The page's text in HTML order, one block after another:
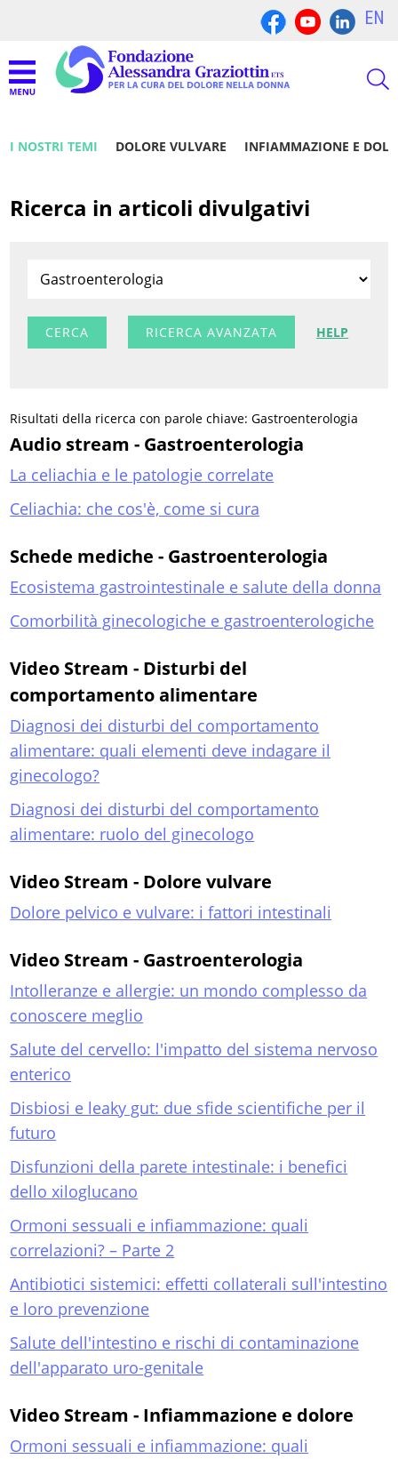
EN
I NOSTRI TEMI DOLORE VULVARE INFIAMMAZIONE E
Ricerca in articoli divulgativi
RICERCA AVANZATA HELP
Risultati della ricerca con parole chiave: Gastroenterologia
Audio stream - Gastroenterologia
La celiachia e le patologie correlate
Celiachia: che cos'è, come si cura
Schede mediche - Gastroenterologia
Ecosistema gastrointestinale e salute della donna
Comorbilità ginecologiche e gastroenterologiche
Video Stream - Disturbi del
comportamento alimentare
Diagnosi dei disturbi del comportamento
alimentare: quali elementi deve indagare il
ginecologo?
Diagnosi dei disturbi del comportamento
alimentare: ruolo del ginecologo
Video Stream - Dolore vulvare
Dolore pelvico e vulvare: i fattori intestinali
Video Stream - Gastroenterologia
Intolleranze e allergie: un mondo complesso da
conoscere meglio
Salute del cervello: l'impatto del sistema nervoso
enterico
Disbiosi e leaky gut: due sfide scientifiche per il
futuro
Disfunzioni della parete intestinale: i benefici
dello xiloglucano
Ormoni sessuali e infiammazione: quali
correlazioni? – Parte 2
Antibiotici sistemici: effetti collaterali sull'intestino
e loro prevenzione
Salute dell'intestino e rischi di contaminazione
dell'apparato uro-genitale
Video Stream - Infiammazione e dolore
Ormoni sessuali e infiammazione: quali